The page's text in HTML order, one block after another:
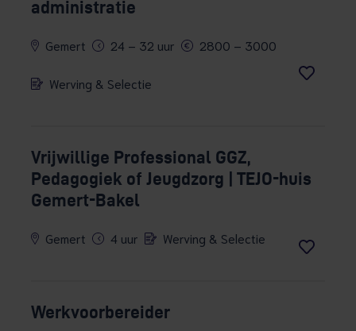
administratie
Gemert 24 – 32 uur 2800 – 3000
Werving & Selectie
Vrijwillige Professional GGZ,
Pedagogiek of Jeugdzorg | TEJO-huis
Gemert-Bakel
Gemert 4 uur Werving & Selectie
Werkvoorbereider